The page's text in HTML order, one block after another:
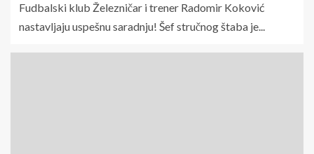
Fudbalski klub Železničar i trener Radomir Koković
nastavljaju uspešnu saradnju! Šef stručnog štaba je...